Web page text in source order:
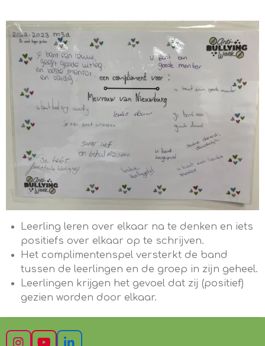
Leerling leren over elkaar na te denken en iets
positiefs over elkaar op te schrijven.
Het complimentenspel versterkt de band
tussen de leerlingen en de groep in zijn geheel.
Leerlingen krijgen het gevoel dat zij (positief)
gezien worden door elkaar.